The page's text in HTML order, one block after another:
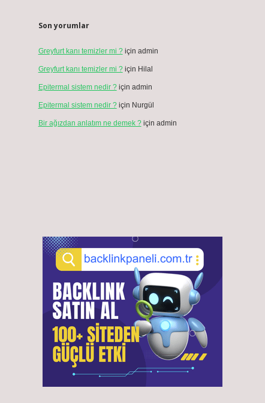
Son yorumlar
Greyfurt kanı temizler mi ?için admin
Greyfurt kanı temizler mi ?için Hilal
Epitermal sistem nedir ?için admin
Epitermal sistem nedir ?için Nurgül
Bir ağızdan anlatım ne demek ?için admin